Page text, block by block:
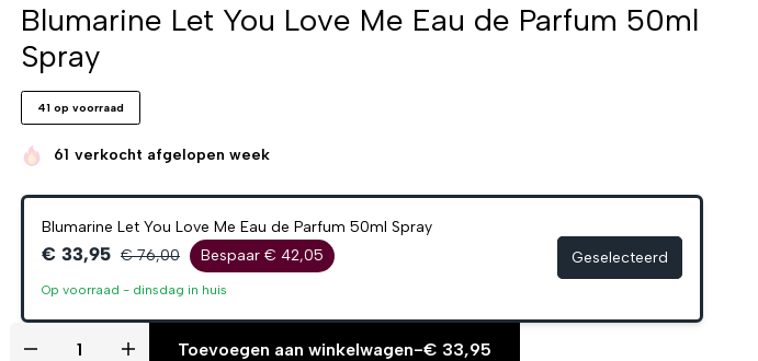
Blumarine Let You Love Me Eau de Parfum 50ml
Spray
41 op voorraad
61 verkocht afgelopen week
Blumarine Let You Love Me Eau de Parfum 50ml Spray
€ 33,95 € 76,00 Bespaar € 42,05
Op voorraad - dinsdag in huis
Geselecteerd
Toevoegen aan winkelwagen-€ 33,95